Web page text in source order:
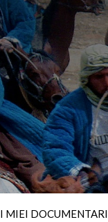
I MIEI DOCUMENTARI